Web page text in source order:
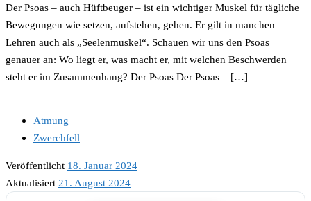
Der Psoas – auch Hüftbeuger – ist ein wichtiger Muskel für tägliche
Bewegungen wie setzen, aufstehen, gehen. Er gilt in manchen
Lehren auch als „Seelenmuskel“. Schauen wir uns den Psoas
genauer an: Wo liegt er, was macht er, mit welchen Beschwerden
steht er im Zusammenhang? Der Psoas Der Psoas – […]
Atmung
Zwerchfell
Veröffentlicht 18. Januar 2024
Aktualisiert 21. August 2024